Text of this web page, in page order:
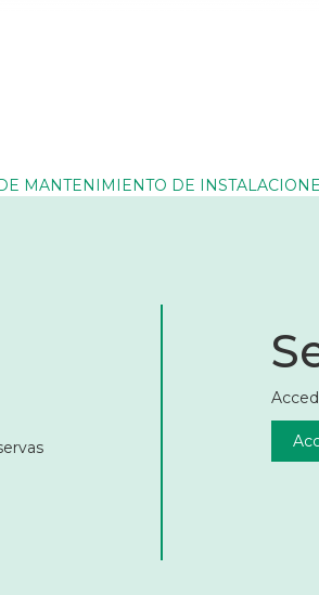
MANTENIMIENTO DE